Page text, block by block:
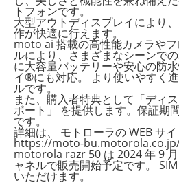
トフォンです。
大型アウトディスプレイにより
作が快適に行えます。
moto ai 搭載の高性能カメラや
ルにより、さまざまなシーンで
に大容量バッテリーや安心の防
イ®にも対応。 より使いやすく
ルです。
また、購入者特典として「ディ
ポート」 を提供します。保証期
です。
詳細は、 モトローラの WEB サイ
https://moto-
motorola razr 50 は 2024 年 9
ャネルで販売開始予定です。
いただけます。